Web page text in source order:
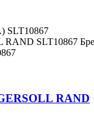
SLT10867
RAND SLT10867
RAND